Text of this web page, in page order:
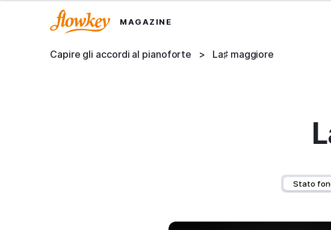
MAGAZINE
Capire gli accordi al pianoforte > La♯ maggiore
Stato